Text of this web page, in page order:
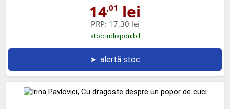
14,01 lei
PRP: 17,30 lei
stoc indisponibil
➤ alertă stoc